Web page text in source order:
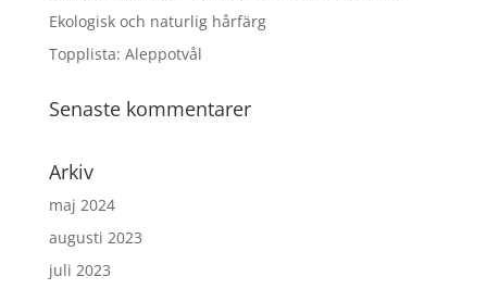
Ekologisk och naturlig hårfärg
Topplista: Aleppotvål
Senaste kommentarer
Arkiv
maj 2024
augusti 2023
juli 2023